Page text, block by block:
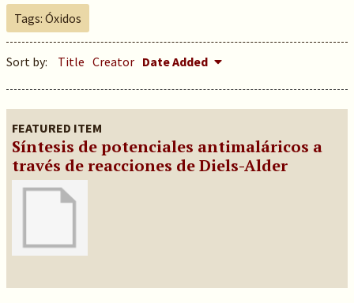
Tags: Óxidos
Sort by: Title Creator Date Added
FEATURED ITEM
Síntesis de potenciales antimaláricos a
través de reacciones de Diels-Alder